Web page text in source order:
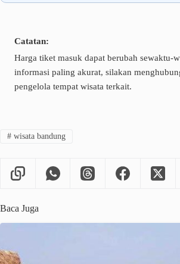
Catatan:
Harga tiket masuk dapat berubah sewaktu-
informasi paling akurat, silakan
pengelola tempat wisata terkait.
#wisata bandung
Baca Juga